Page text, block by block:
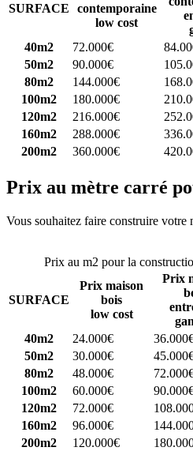
SURFACE
contemporaine
low cost
40m2
72.000€
50m2
90.000€
80m2
144.000€
100m2
180.000€
120m2
216.000€
160m2
288.000€
200m2
360.000€
Prix au mètre carré
Vous souhaitez faire construire votre
Prix au m2 pour la
SURFACE
Prix maison
bois
low cost
Prix
40m2
24.000€
50m2
30.000€
80m2
48.000€
100m2
60.000€
120m2
72.000€
160m2
96.000€
200m2
120.000€